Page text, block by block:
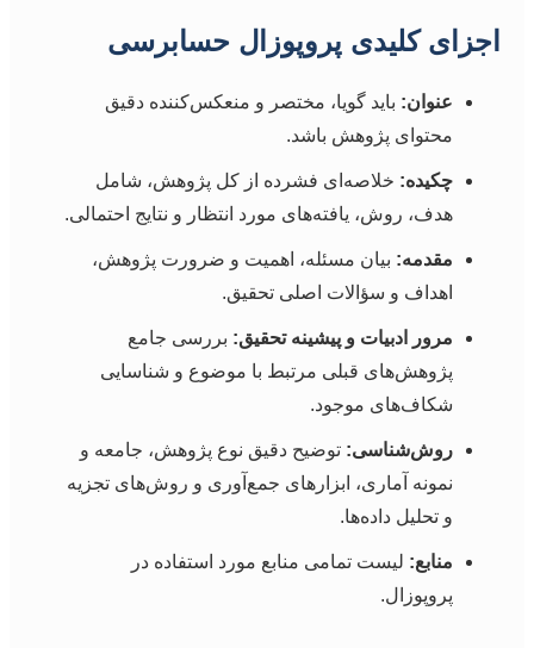
اجزای کلیدی پروپوزال حسابرسی
عنوان: باید گویا، مختصر و منعکس‌کننده دقیق
محتوای پژوهش باشد.
چکیده: خلاصه‌ای فشرده از کل پژوهش، شامل
هدف، روش، یافته‌های مورد انتظار و نتایج احتمالی.
مقدمه: بیان مسئله، اهمیت و ضرورت پژوهش،
اهداف و سؤالات اصلی تحقیق.
مرور ادبیات و پیشینه تحقیق: بررسی جامع
پژوهش‌های قبلی مرتبط با موضوع و شناسایی
شکاف‌های موجود.
روش‌شناسی: توضیح دقیق نوع پژوهش، جامعه و
نمونه آماری، ابزارهای جمع‌آوری و روش‌های تجزیه
و تحلیل داده‌ها.
منابع: لیست تمامی منابع مورد استفاده در
پروپوزال.